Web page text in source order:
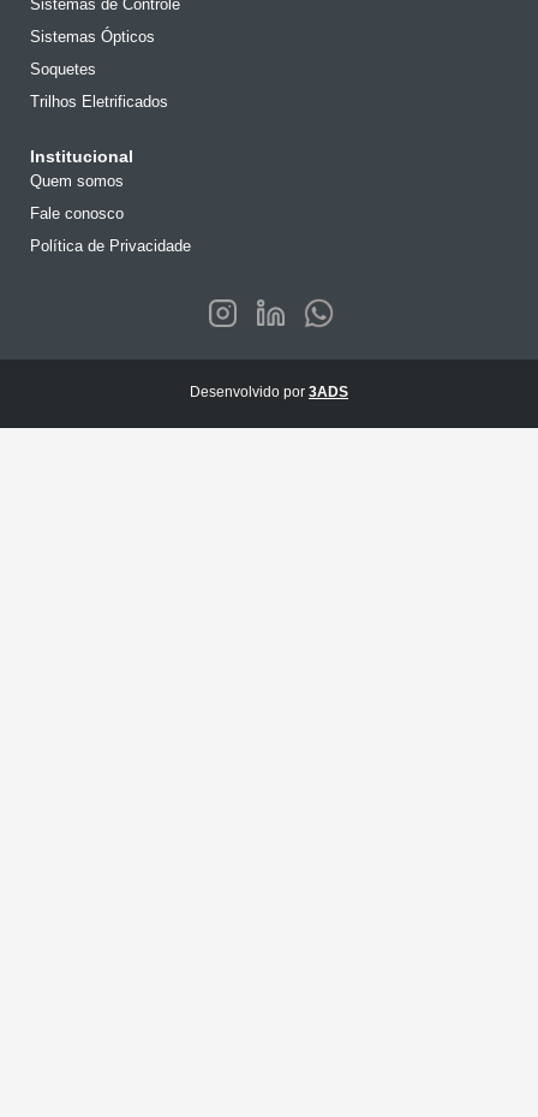
Sistemas de Controle
Sistemas Ópticos
Soquetes
Trilhos Eletrificados
Institucional
Quem somos
Fale conosco
Política de Privacidade
Desenvolvido por 3ADS